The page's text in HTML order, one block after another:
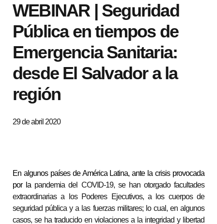
WEBINAR | Seguridad
Pública en tiempos de
Emergencia Sanitaria:
desde El Salvador a la
región
29 de abril 2020
En algunos países de América Latina, ante la crisis provocada
por la pandemia del COVID-19, se han otorgado facultades
extraordinarias a los Poderes Ejecutivos, a los cuerpos de
seguridad pública y a las fuerzas militares; lo cual, en algunos
casos, se ha traducido en violaciones a la integridad y libertad